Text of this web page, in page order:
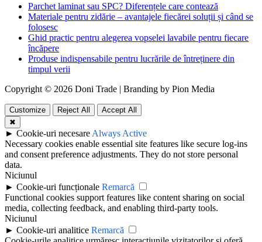
Parchet laminat sau SPC? Diferențele care contează
Materiale pentru zidărie – avantajele fiecărei soluții și când se
folosesc
Ghid practic pentru alegerea vopselei lavabile pentru fiecare
încăpere
Produse indispensabile pentru lucrările de întreținere din
timpul verii
Copyright © 2026 Doni Trade | Branding by Pion Media
Customize Reject All
Accept All
✖
► Cookie-uri necesare Always Active
Necessary cookies enable essential site features like secure log-ins
and consent preference adjustments. They do not store personal
data.
Niciunul
► Cookie-uri funcționale Remarcă
Functional cookies support features like content sharing on social
media, collecting feedback, and enabling third-party tools.
Niciunul
► Cookie-uri analitice Remarcă